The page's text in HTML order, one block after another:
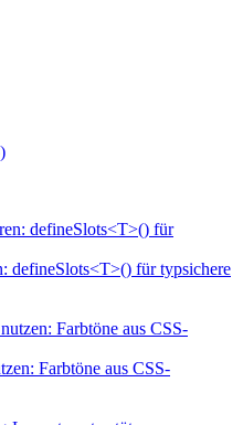
defineSlots<T>() für typsichere
Farbtöne aus CSS-